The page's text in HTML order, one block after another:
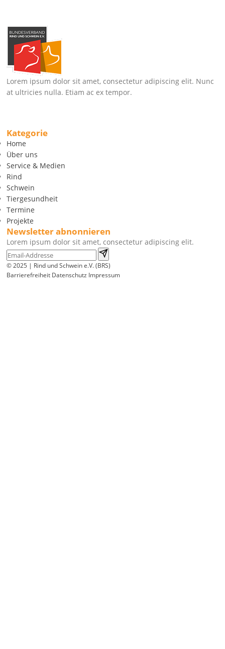
Lorem ipsum dolor sit amet, consectetur adipiscing elit. Nunc
at ultricies nulla. Etiam ac ex tempor.
Kategorie
Home
Über uns
Service & Medien
Rind
Schwein
Tiergesundheit
Termine
Projekte
Newsletter abnonnieren
Lorem ipsum dolor sit amet, consectetur adipiscing elit.
© 2025 | Rind und Schwein e.V. (BRS)
Barrierefreiheit Datenschutz Impressum